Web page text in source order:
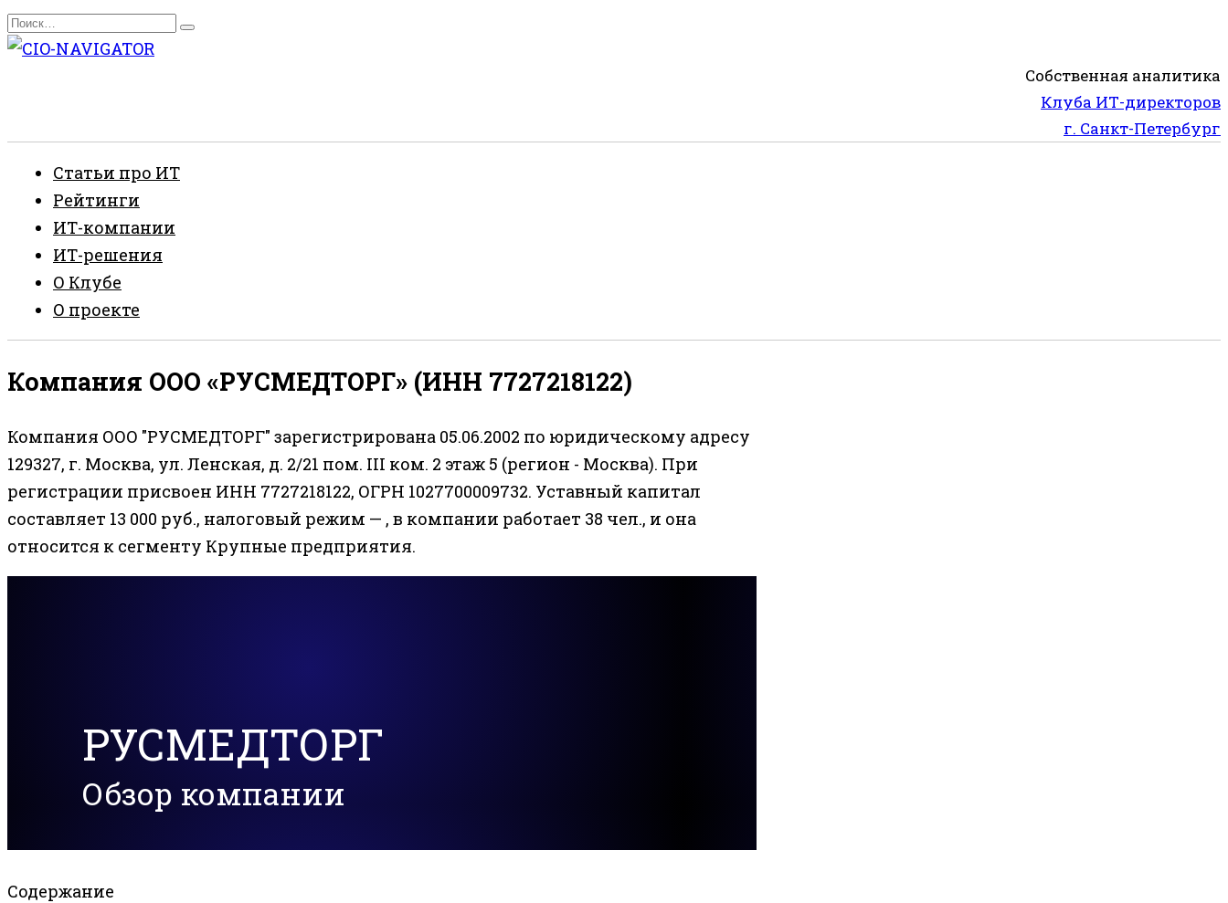
Перейти
к
Search
for:
Собственная аналитика
Клуба ИТ-директоров
г. Санкт-Петербург
Статьи про ИТ
Рейтинги
ИТ-компании
ИТ-решения
О Клубе
О проекте
Компания ООО «РУСМЕДТОРГ» (ИНН 7727218122)
Компания ООО "РУСМЕДТОРГ" зарегистрирована 05.06.2002 по юридическому адресу
129327, г. Москва, ул. Ленская, д. 2/21 пом. III ком. 2 этаж 5 (регион - Москва). При
регистрации присвоен ИНН 7727218122, ОГРН 1027700009732. Уставный капитал
составляет 13 000 руб., налоговый режим — , в компании работает 38 чел., и она
относится к сегменту Крупные предприятия.
РУСМЕДТОРГ
Обзор компании
Содержание